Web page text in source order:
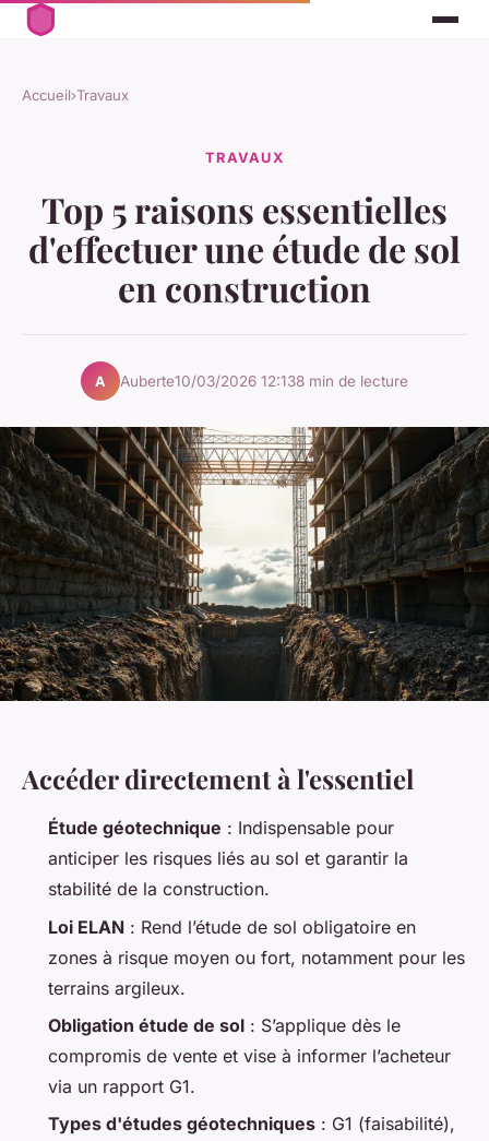
Accueil›Travaux
TRAVAUX
Top 5 raisons essentielles
d'effectuer une étude de sol
en construction
A Auberte10/03/2026 12:138 min de lecture
Accéder directement à l'essentiel
Étude géotechnique : Indispensable pour
anticiper les risques liés au sol et garantir la
stabilité de la construction.
Loi ELAN : Rend l’étude de sol obligatoire en
zones à risque moyen ou fort, notamment pour les
terrains argileux.
Obligation étude de sol : S’applique dès le
compromis de vente et vise à informer l’acheteur
via un rapport G1.
Types d'études géotechniques : G1 (faisabilité),